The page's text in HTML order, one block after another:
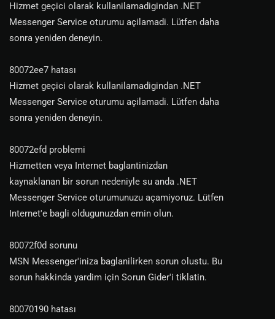
Hizmet geçici olarak kullanilamadigindan .NET
Messenger Service oturumu açilamadi. Lütfen daha
sonra yeniden deneyin.
80072ee7 hatası
Hizmet geçici olarak kullanilamadigindan .NET
Messenger Service oturumu açilamadi. Lütfen daha
sonra yeniden deneyin.
80072efd problemi
Hizmetten veya Internet baglantinizdan
kaynaklanan bir sorun nedeniyle su anda .NET
Messenger Service oturumunuzu açamiyoruz. Lütfen
Internet'e bagli oldugunuzdan emin olun.
80072f0d sorunu
MSN Messenger'iniza baglanilirken sorun olustu. Bu
sorun hakkinda yardim için Sorun Gider'i tiklatin.
80070190 hatası